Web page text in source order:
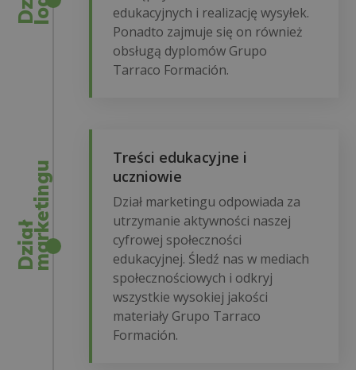
edukacyjnych i realizację wysyłek.
Ponadto zajmuje się on również
obsługą dyplomów Grupo
Tarraco Formación.
D
z
i
a
ł
m
a
r
k
e
t
i
n
gu
Treści edukacyjne i
uczniowie
Dział marketingu odpowiada za
utrzymanie aktywności naszej
cyfrowej społeczności
edukacyjnej. Śledź nas w mediach
społecznościowych i odkryj
wszystkie wysokiej jakości
materiały Grupo Tarraco
Formación.